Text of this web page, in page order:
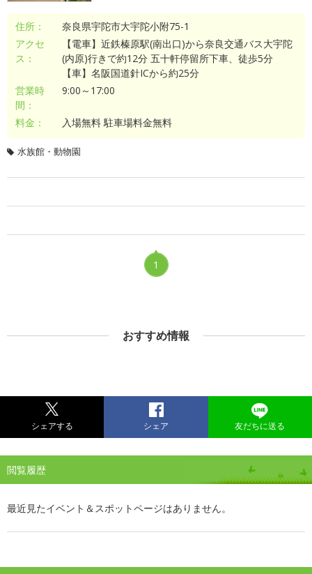
住所：
奈良県宇陀市大宇陀小附75-1
アクセ
ス：
【電車】近鉄榛原駅(南出口)から奈良交通バス大宇陀
(内原)行きで約12分 五十軒停留所下車、徒歩5分
【車】名阪国道針ICから約25分
営業時
間：
9:00～17:00
料金： 入場無料 駐車場料金無料
水族館・動物園
1
おすすめ情報
シェアする シェア 友だちに送る
閲覧履歴
最近見たイベント＆スポットページはありません。